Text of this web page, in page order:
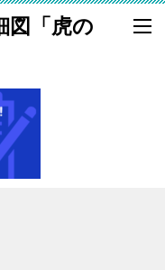
図「虎の